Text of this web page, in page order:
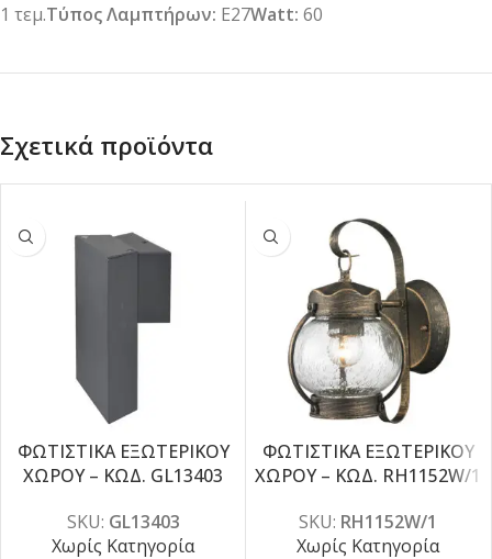
1 τεμ.Τύπος Λαμπτήρων: Ε27Watt: 60
Σχετικά προϊόντα
ΦΩΤΙΣΤΙΚΑ ΕΞΩΤΕΡΙΚΟΥ
ΧΩΡΟΥ – ΚΩΔ. GL13403
SKU: GL13403
Χωρίς Κατηγορία
ΦΩΤΙΣΤΙΚΑ ΕΞΩΤΕΡΙΚΟΥ
ΧΩΡΟΥ – ΚΩΔ. RH1152W/1
SKU: RH1152W/1
Χωρίς Κατηγορία